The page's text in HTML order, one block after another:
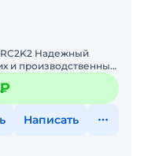
Надежный
и производственных
Написать